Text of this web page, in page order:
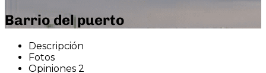
Barrio del puerto
Descripción
Fotos
Opiniones 2